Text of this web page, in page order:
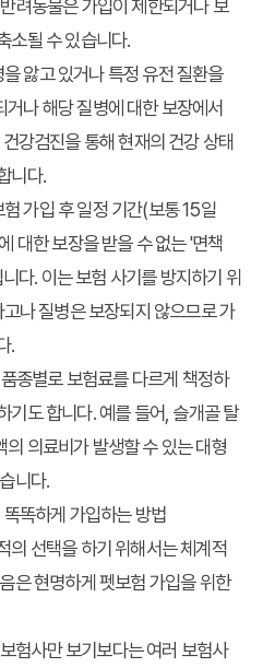
려동물은 가입이 제한되거나 보
소될 수 있습니다.
앓고 있거나 특정 유전 질환을
나 해당 질병에 대한 보장에서
강검진을 통해 현재의 건강 상태
니다.
험가입 후 일정 기간(보통 15일
대한 보장을 받을 수 없는 '면책
다. 이는 보험 사기를 방지하기 위
나 질병은 보장되지 않으므로 가
.
종별로 보험료를 다르게 책정하
기도 합니다. 예를 들어, 슬개골 탈
의료비가 발생할 수 있는 대형
니다.
똑하게 가입하는 방법
의 선택을 하기 위해서는 체계적
은 현명하게 펫보험 가입을 위한
험사만 보기보다는 여러 보험사